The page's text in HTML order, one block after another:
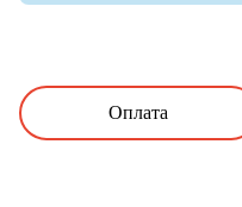
Оплата